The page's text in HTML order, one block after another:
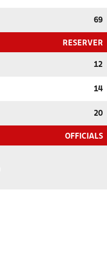
69
RESERVER
12
14
20
OFFICIALS